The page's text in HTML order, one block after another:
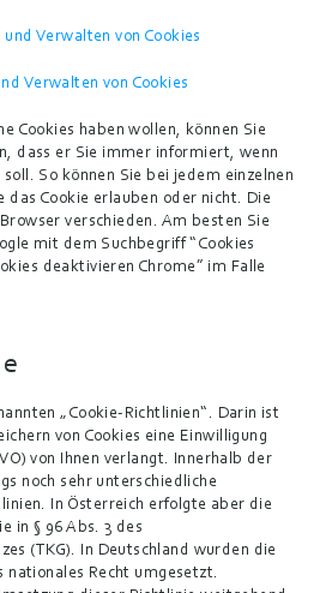
Verwalten von Cookies
Verwalten von Cookies
Cookies haben wollen, können Sie
dass er Sie immer informiert, wenn
So können Sie bei jedem einzelnen
das Cookie erlauben oder nicht. Die
verschieden. Am besten Sie
mit dem Suchbegriff “Cookies
deaktivieren Chrome” im Falle
„Cookie-Richtlinien“. Darin ist
von Cookies eine Einwilligung
von Ihnen verlangt. Innerhalb der
noch sehr unterschiedliche
In Österreich erfolgte aber die
in § 96 Abs. 3 des
(TKG). In Deutschland wurden die
nationales Recht umgesetzt.